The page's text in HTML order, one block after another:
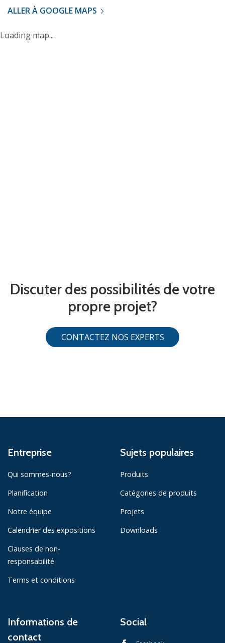
ALLER À GOOGLE MAPS
Loading map...
Discuter des possibilités de votre
propre projet?
CONTACTEZ NOS EXPERTS
Entreprise
Qui sommes-nous?
Planification
Notre équipe
Calendrier des expositions
Clauses de non-
responsabilité
Terms et conditions
Sujets populaires
Produits
Catégories de produits
Projets
Downloads
Informations de
contact
Social